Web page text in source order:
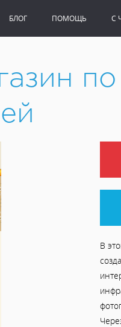
БЛОГ ПОМОЩЬ C
В